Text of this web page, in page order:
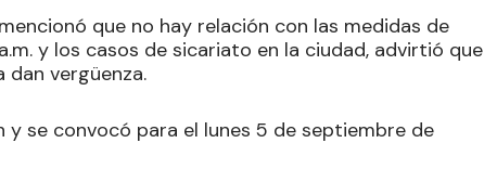
que no hay relación con las medidas de
y los casos de sicariato en la ciudad, advirtió que
vergüenza.
se convocó para el lunes 5 de septiembre de